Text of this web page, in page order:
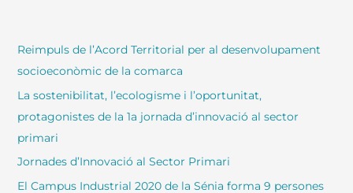
Reimpuls de l’Acord Territorial per al desenvolupament
socioeconòmic de la comarca
La sostenibilitat, l’ecologisme i l’oportunitat,
protagonistes de la 1a jornada d’innovació al sector
primari
Jornades d’Innovació al Sector Primari
El Campus Industrial 2020 de la Sénia forma 9 persones